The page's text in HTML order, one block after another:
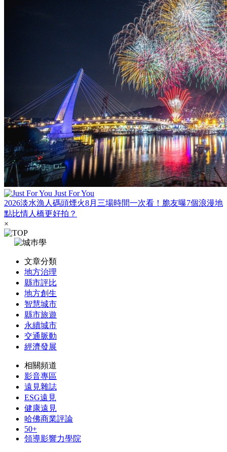
Just For You
2026淡水漁人碼頭煙火8月三場時間一次看！脆友曝7個浪漫地
點比情人橋更好拍？
×
文章分類
地方治理
縣市評比
地方創生
智慧城市
縣市旅遊
永續城市
交通脈動
經濟發展
相關頻道
影音專區
遠見雜誌
ESG遠見
健康遠見
哈佛商業評論
50+
領導影響力學院